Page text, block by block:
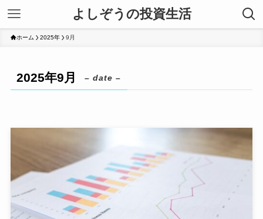
よしぞうの投資生活
ホーム 2025年 9月
2025年9月 – date –